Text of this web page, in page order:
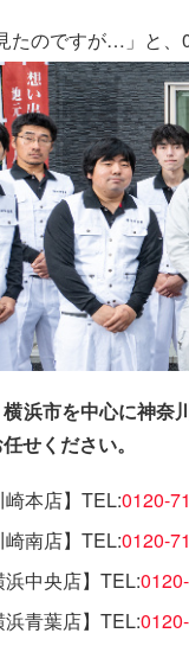
たのですが…」と、
浜市を中心に神奈
せください。
崎本店】TEL:0120-
崎南店】TEL:0120-
浜中央店】TEL:
浜青葉店】TEL: